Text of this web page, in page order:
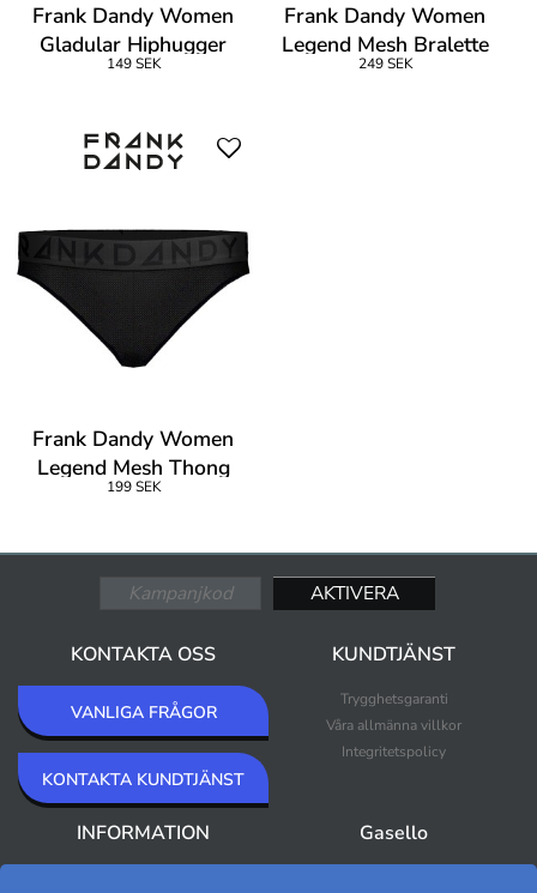
Frank Dandy Women
Gladular Hiphugger
149 SEK
Frank Dandy Women
Legend Mesh Bralette
249 SEK
Frank Dandy Women
Legend Mesh Thong
199 SEK
KONTAKTA OSS
VANLIGA FRÅGOR
KONTAKTA KUNDTJÄNST
KUNDTJÄNST
Trygghetsgaranti
Våra allmänna villkor
Integritetspolicy
INFORMATION Gasello